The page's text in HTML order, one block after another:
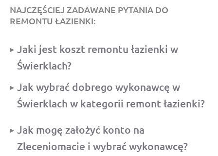
NAJCZĘŚCIEJ ZADAWANE PYTANIA DO
REMONTU ŁAZIENKI:
Jaki jest koszt remontu łazienki w
Świerklach?
Jak wybrać dobrego wykonawcę w
Świerklach w kategorii remont łazienki?
Jak mogę założyć konto na
Zleceniomacie i wybrać wykonawcę?